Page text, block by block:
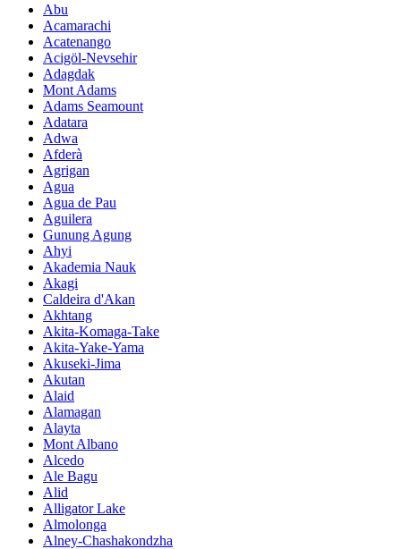
Abu
Acamarachi
Acatenango
Acigöl-Nevsehir
Adagdak
Mont Adams
Adams Seamount
Adatara
Adwa
Afderà
Agrigan
Agua
Agua de Pau
Aguilera
Gunung Agung
Ahyi
Akademia Nauk
Akagi
Caldeira d'Akan
Akhtang
Akita-Komaga-Take
Akita-Yake-Yama
Akuseki-Jima
Akutan
Alaid
Alamagan
Alayta
Mont Albano
Alcedo
Ale Bagu
Alid
Alligator Lake
Almolonga
Alney-Chashakondzha